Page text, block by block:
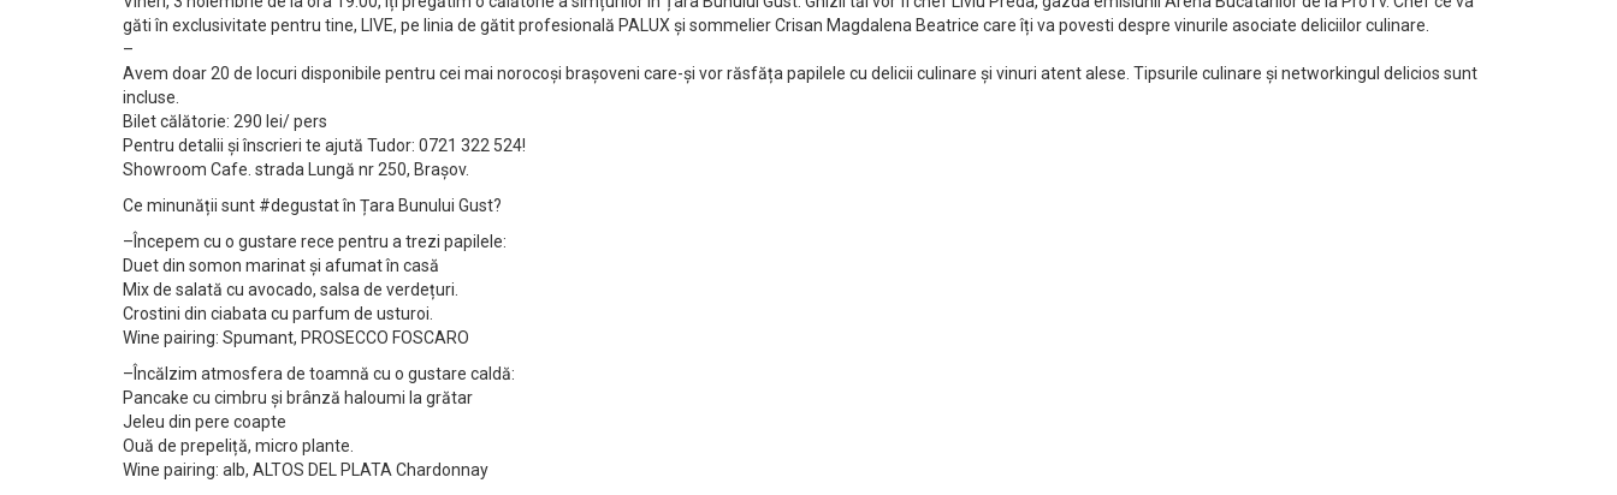
găti în exclusivitate pentru tine, LIVE, pe linia de gătit profesională PALUX și sommelier Crisan Magdalena Beatrice care îți va povesti despre vinurile asociate deliciilor culinare.
–
Avem doar 20 de locuri disponibile pentru cei mai norocoși brașoveni care-și vor răsfăța papilele cu delicii culinare și vinuri atent alese. Tipsurile culinare și networkingul delicios sunt
incluse.
Bilet călătorie: 290 lei/ pers
Pentru detalii și înscrieri te ajută Tudor: 0721 322 524!
Showroom Cafe. strada Lungă nr 250, Brașov.
Ce minunății sunt #degustat în Țara Bunului Gust?
–Începem cu o gustare rece pentru a trezi papilele:
Duet din somon marinat și afumat în casă
Mix de salată cu avocado, salsa de verdețuri.
Crostini din ciabata cu parfum de usturoi.
Wine pairing: Spumant, PROSECCO FOSCARO
–Încălzim atmosfera de toamnă cu o gustare caldă:
Pancake cu cimbru și brânză haloumi la grătar
Jeleu din pere coapte
Ouă de prepeliță, micro plante.
Wine pairing: alb, ALTOS DEL PLATA Chardonnay